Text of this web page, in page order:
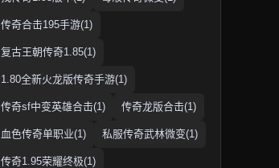
传奇合击195手游(1)
复古王朝传奇1.85(1)
1.80全新火龙版传奇手游(1)
传奇sf中变英雄合击(1) 传奇龙版合击(1)
血色传奇单职业(1) 私服传奇武林微变(1)
传奇1.95荣耀终极(1)